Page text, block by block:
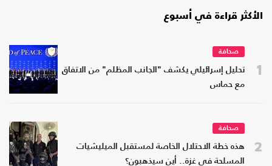
الأكثر قراءة في أسبوع
1
صحافة
تحليل إسرائيلي يكشف "الجانب المظلم" من الاتفاق
مع حماس
2
صحافة
هذه خطة الاحتلال الخاصة لمستقبل الميليشيات
المسلحة في غزة.. أين سيذهبون؟